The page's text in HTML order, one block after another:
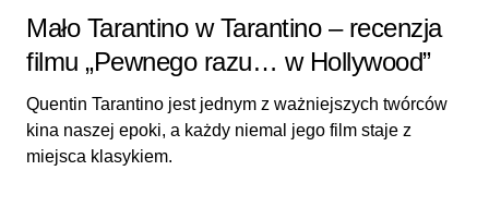
Mało Tarantino w Tarantino – recenzja
filmu „Pewnego razu… w Hollywood”
Quentin Tarantino jest jednym z ważniejszych twórców
kina naszej epoki, a każdy niemal jego film staje z
miejsca klasykiem.